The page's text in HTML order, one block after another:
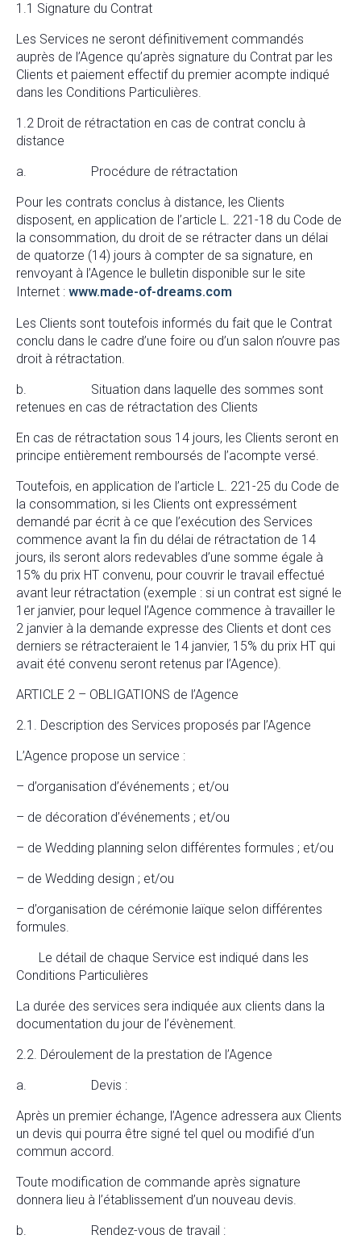
1.1 Signature du Contrat
Les Services ne seront définitivement commandés
auprès de l’Agence qu’après signature du Contrat par les
Clients et paiement effectif du premier acompte indiqué
dans les Conditions Particulières.
1.2 Droit de rétractation en cas de contrat conclu à
distance
a. Procédure de rétractation
Pour les contrats conclus à distance, les Clients
disposent, en application de l’article L. 221-18 du Code de
la consommation, du droit de se rétracter dans un délai
de quatorze (14) jours à compter de sa signature, en
renvoyant à l’Agence le bulletin disponible sur le site
Internet : www.made-of-dreams.com
Les Clients sont toutefois informés du fait que le Contrat
conclu dans le cadre d’une foire ou d’un salon n’ouvre pas
droit à rétractation.
b. Situation dans laquelle des sommes sont
retenues en cas de rétractation des Clients
En cas de rétractation sous 14 jours, les Clients seront en
principe entièrement remboursés de l’acompte versé.
Toutefois, en application de l’article L. 221-25 du Code de
la consommation, si les Clients ont expressément
demandé par écrit à ce que l’exécution des Services
commence avant la fin du délai de rétractation de 14
jours, ils seront alors redevables d’une somme égale à
15% du prix HT convenu, pour couvrir le travail effectué
avant leur rétractation (exemple : si un contrat est signé le
1er janvier, pour lequel l’Agence commence à travailler le
2 janvier à la demande expresse des Clients et dont ces
derniers se rétracteraient le 14 janvier, 15% du prix HT qui
avait été convenu seront retenus par l’Agence).
ARTICLE 2 – OBLIGATIONS de l’Agence
2.1. Description des Services proposés par l’Agence
L’Agence propose un service :
– d’organisation d’événements ; et/ou
– de décoration d’événements ; et/ou
– de Wedding planning selon différentes formules ; et/ou
– de Wedding design ; et/ou
– d’organisation de cérémonie laïque selon différentes
formules.
Le détail de chaque Service est indiqué dans les
Conditions Particulières
La durée des services sera indiquée aux clients dans la
documentation du jour de l’évènement.
2.2. Déroulement de la prestation de l’Agence
a. Devis :
Après un premier échange, l’Agence adressera aux Clients
un devis qui pourra être signé tel quel ou modifié d’un
commun accord.
Toute modification de commande après signature
donnera lieu à l’établissement d’un nouveau devis.
b. Rendez-vous de travail :